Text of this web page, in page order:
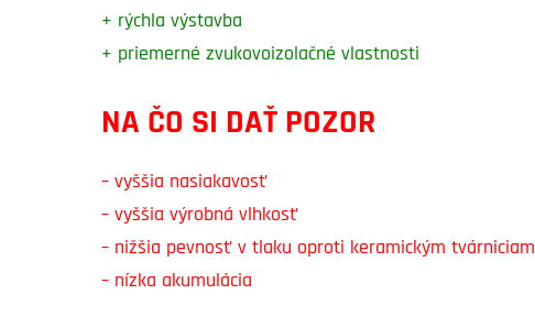
+ rýchla výstavba
+ priemerné zvukovoizolačné vlastnosti
NA ČO SI DAŤ POZOR
– vyššia nasiakavosť
– vyššia výrobná vlhkosť
– nižšia pevnosť v tlaku oproti keramickým tvárniciam
– nízka akumulácia